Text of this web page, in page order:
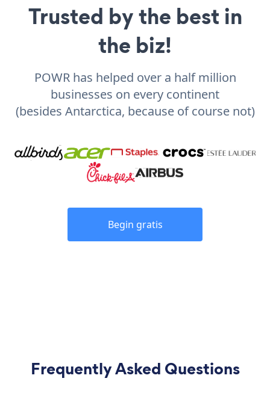
Trusted by the best in
the biz!
POWR has helped over a half million
businesses on every continent
(besides Antarctica, because of course not)
Begin gratis
Frequently Asked Questions